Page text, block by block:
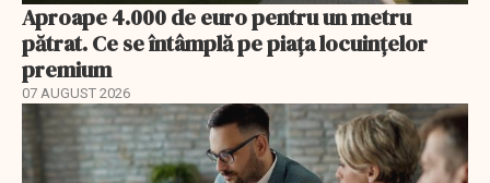
Aproape 4.000 de euro pentru un metru
pătrat. Ce se întâmplă pe piața locuințelor
premium
07 AUGUST 2026